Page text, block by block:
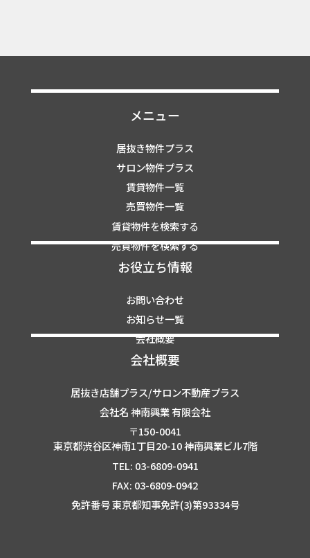
メニュー
居抜き物件プラス
サロン物件プラス
賃貸物件一覧
売買物件一覧
賃貸物件を検索する
売買物件を検索する
お役立ち情報
お問い合わせ
お知らせ一覧
会社概要
会社概要
居抜き店舗プラス/サロン不動産プラス
会社名 神南興業 有限会社
〒150-0041
東京都渋谷区神南1丁目20-10 神南興業ビル7階
TEL: 03-6809-0941
FAX: 03-6809-0942
免許番号 東京都知事免許(3)第93334号